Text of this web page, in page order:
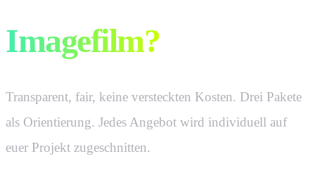
Imagefilm?
Transparent, fair, keine versteckten Kosten. Drei Pakete
als Orientierung. Jedes Angebot wird individuell auf
euer Projekt zugeschnitten.